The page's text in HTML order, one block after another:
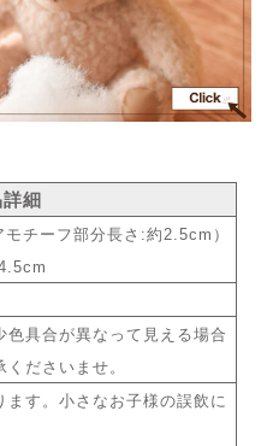
細
チーフ部分長さ:約2.5cm）
色具合が異なって見える場合
ださいませ。
ます。小さなお子様の誤飲に